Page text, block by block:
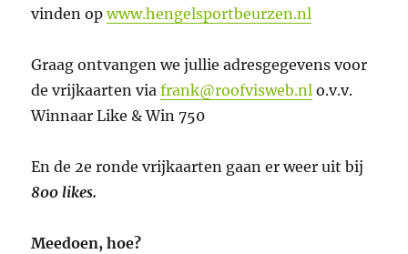
vinden opwww.hengelsportbeurzen.nl
Graag ontvangen we jullie adresgegevens voor
de vrijkaarten viafrank@roofvisweb.nl o.v.v.
Winnaar Like & Win 750
En de 2e ronde vrijkaarten gaan er weer uit bij
800 likes.
Meedoen, hoe?